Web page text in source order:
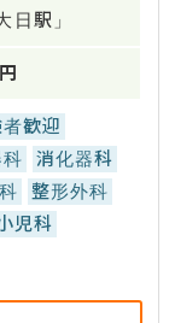
日駅」
歓迎
消化器科
整形外科
児科